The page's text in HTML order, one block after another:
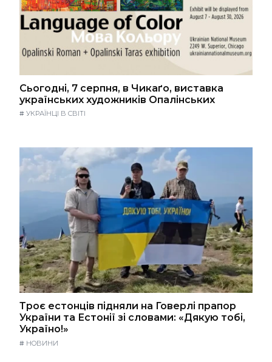
Сьогодні, 7 серпня, в Чикаґо, виставка
українських художників Опалінських
# УКРАЇНЦІ В СВІТІ
Троє естонців підняли на Говерлі прапор
України та Естонії зі словами: «Дякую тобі,
Україно!»
# НОВИНИ